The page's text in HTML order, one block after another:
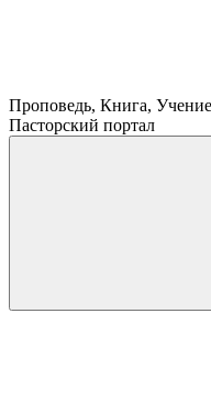
Проповедь, Книга,
Пасторский портал